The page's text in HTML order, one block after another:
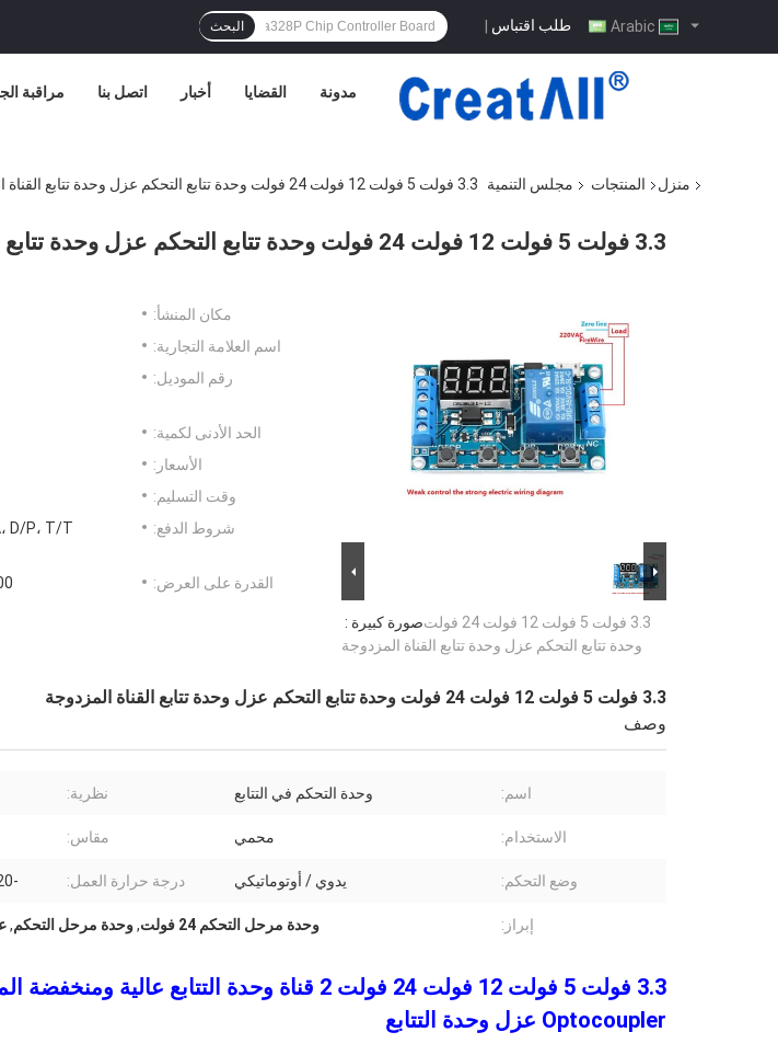
طلب اقتباس | البحث
مراقبة اتصل بنا أخبار القضايا مدونة
منزل المنتجات مجلس التنمية 3.3 فولت 5 فولت 12 فولت 24 فولت وحدة تتابع التحكم عزل وحدة تتابع القناة المزدوجة
3.3 فولت 5 فولت 12 فولت 24 فولت وحدة تتابع التحكم عزل وحدة تتابع القناة المزدوجة
صورة كبيرة :3.3 فولت 5 فولت 12 فولت 24 فولت
وحدة تتابع التحكم عزل وحدة تتابع القناة المزدوجة
مكان المنشأ:
اسم العلامة التجارية:
رقم الموديل:
الحد الأدنى لكمية:
الأسعار:
وقت التسليم:
شروط الدفع:
القدرة على العرض:
3.3 فولت 5 فولت 12 فولت 24 فولت وحدة تتابع التحكم عزل وحدة تتابع القناة المزدوجة
وصف
اسم: وحدة التحكم في التتابع نظرية:
الاستخدام: محمي مقاس:
وضع التحكم: يدوي / أوتوماتيكي درجة حرارة العمل: -20 درجة مئوية ~ + 60 درجة مئوية
إبراز: وحدة مرحل التحكم 24 فولت ,وحدة مرحل التحكم,
3.3 فولت 5 فولت 12 فولت 24 فولت 2 قناة وحدة التتابع
Optocoupler عزل وحدة التتابع